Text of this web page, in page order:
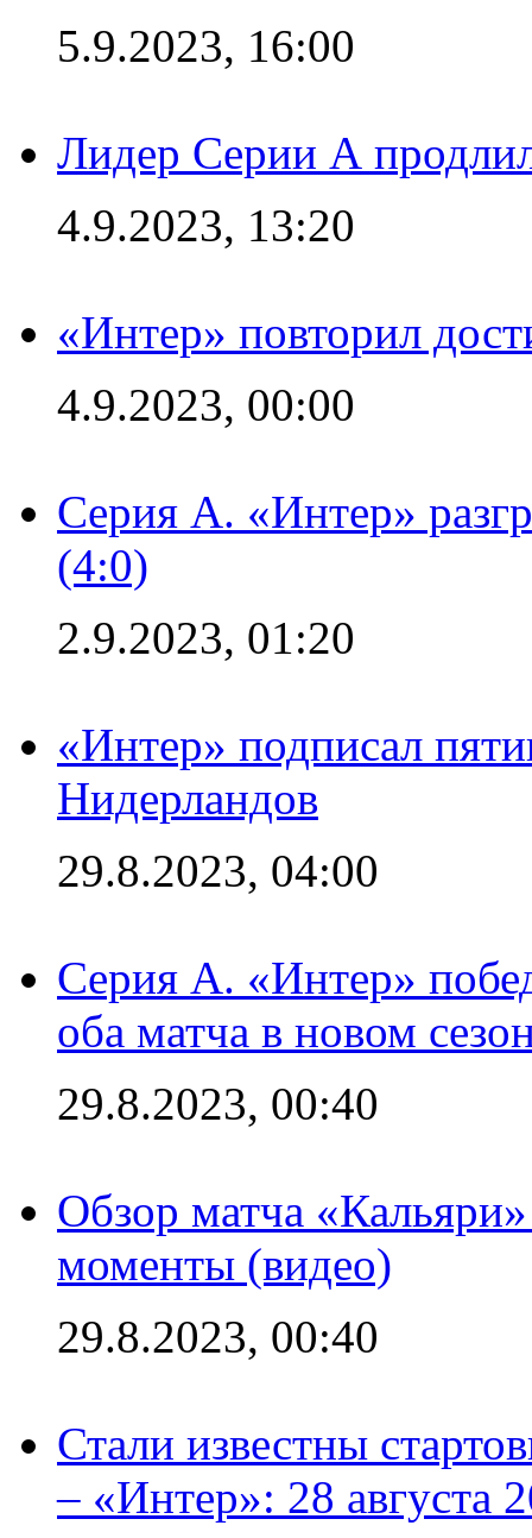
5.9.2023, 16:00
Лидер Серии А
4.9.2023, 13:20
«Интер» повторил
4.9.2023, 00:00
Серия А. «Интер»
(4:0)
2.9.2023, 01:20
«Интер» подписал
Нидерландов
29.8.2023, 04:00
Серия А. «Интер»
оба матча в новом
29.8.2023, 00:40
Обзор матча
моменты (видео)
29.8.2023, 00:40
Стали известны
– «Интер»: 28 августа